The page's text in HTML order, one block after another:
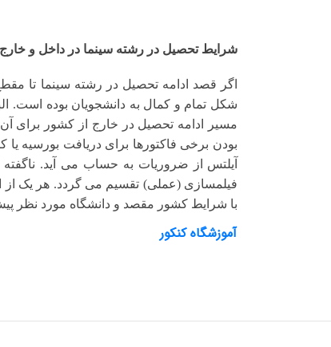
شرایط تحصیل در رشته سینما در داخل و
اگر قصد ادامه تحصیل در رشته سینما تا
شکل تمام و کمال به دانشجویان بوده است.
مسیر ادامه تحصیل در خارج از کشور برای
بودن برخی فاکتورها برای دریافت بورسیه
آیلتس
از ضروریات به حساب می آید.
فیلمسازی (عملی) تقسیم می گردد. هر یک از
با شرایط کشور مقصد و دانشگاه مورد نظر
آموزشگاه کنکور